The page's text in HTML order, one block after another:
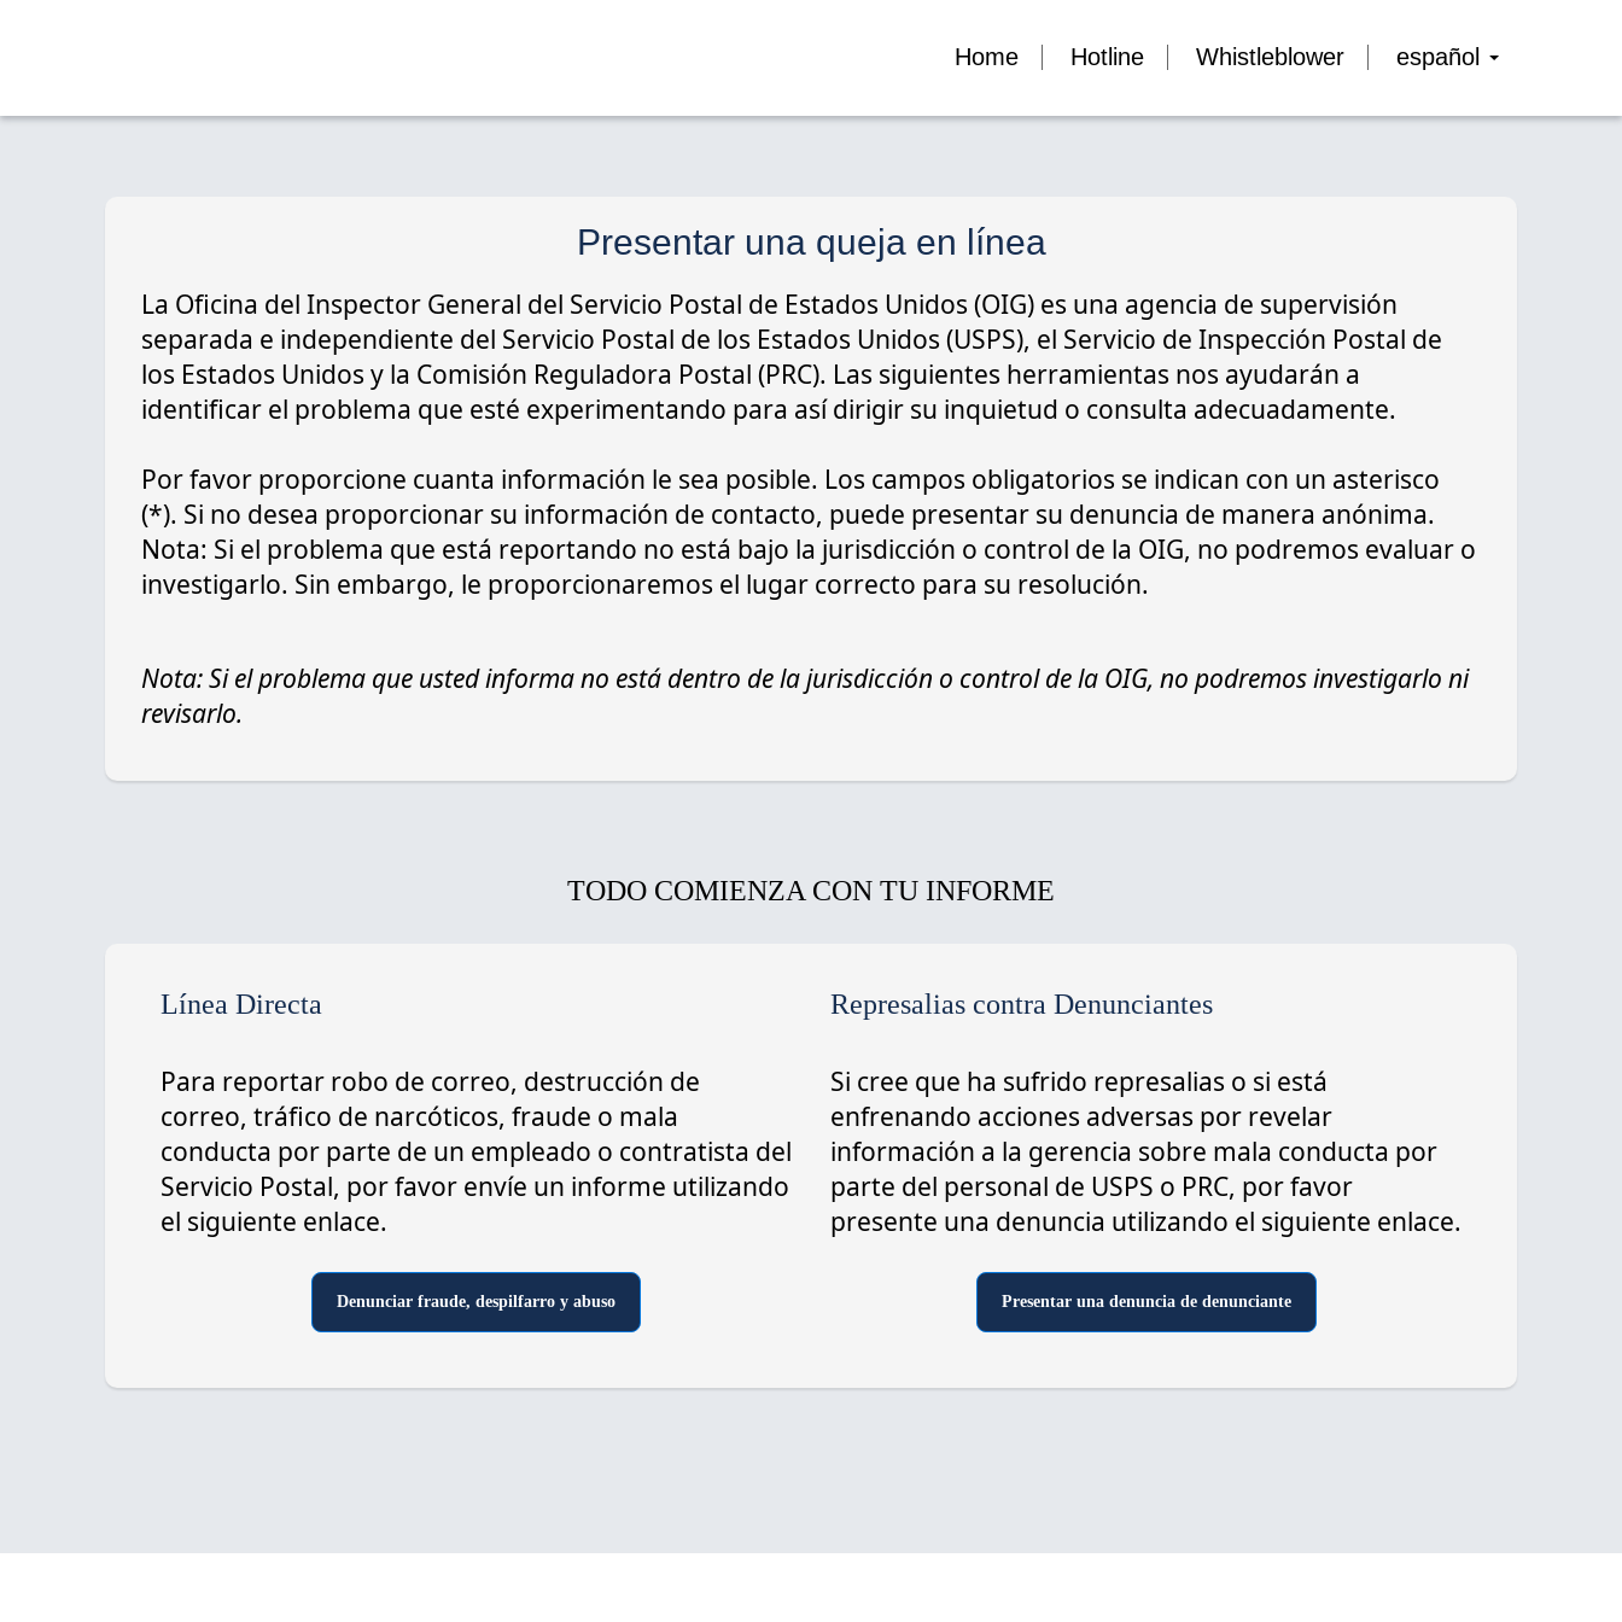
Home Hotline Whistleblower español
Presentar una queja en línea
La Oficina del Inspector General del Servicio Postal de Estados Unidos (OIG) es una agencia de supervisión
separada e independiente del Servicio Postal de los Estados Unidos (USPS), el Servicio de Inspección Postal de
los Estados Unidos y la Comisión Reguladora Postal (PRC). Las siguientes herramientas nos ayudarán a
identificar el problema que esté experimentando para así dirigir su inquietud o consulta adecuadamente.
Por favor proporcione cuanta información le sea posible. Los campos obligatorios se indican con un asterisco
(*). Si no desea proporcionar su información de contacto, puede presentar su denuncia de manera anónima.
Nota: Si el problema que está reportando no está bajo la jurisdicción o control de la OIG, no podremos evaluar o
investigarlo. Sin embargo, le proporcionaremos el lugar correcto para su resolución.
Nota: Si el problema que usted informa no está dentro de la jurisdicción o control de la OIG, no podremos investigarlo ni
revisarlo.
​​​TODO COMIENZA CON TU INFORME
Línea Directa
Para reportar robo de correo, destrucción de
correo, tráfico de narcóticos, fraude o mala
conducta por parte de un empleado o contratista del
Servicio Postal, por favor envíe un informe utilizando
el siguiente enlace.
Denunciar fraude, despilfarro y abuso
Represalias contra Denunciantes
Si cree que ha sufrido represalias o si está
enfrenando acciones adversas por revelar
información a la gerencia sobre mala conducta por
parte del personal de USPS o PRC, por favor
presente una denuncia utilizando el siguiente enlace.
Presentar una denuncia de denunciante